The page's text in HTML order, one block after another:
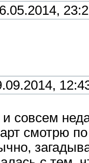
совсем
смотрю